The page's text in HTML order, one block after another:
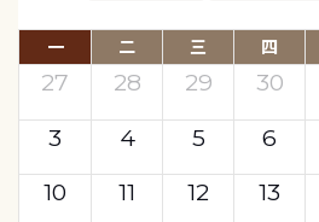
一 二 三 四
27 28 29 30
3
4 5 6
10
11 12 13